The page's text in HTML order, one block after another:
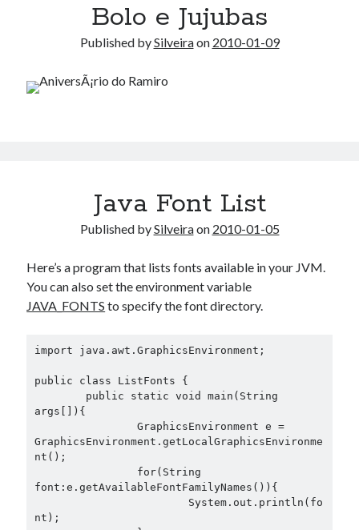
Bolo e Jujubas
Published bySilveiraon 2010-01-09
Java Font List
Published bySilveiraon 2010-01-05
Here’s a program that lists fonts available in your JVM.
You can also set the environment variable
JAVA_FONTS to specify the font directory.
import java.awt.GraphicsEnvironment;
public class ListFonts {
args[]){
GraphicsEnvironment.getLocalGraphicsEnvironme
nt();
font:e.getAvailableFontFamilyNames()){
nt);